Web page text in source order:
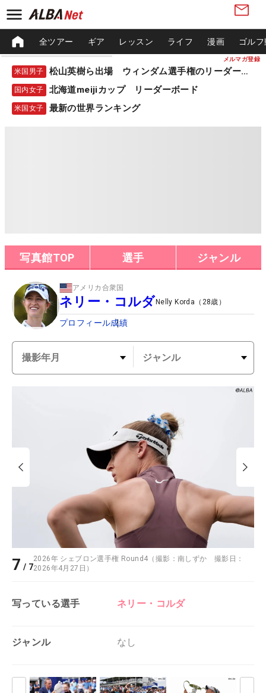
メルマガ登録
全ツアー ギア レッスン ライフ 漫画 ゴル
米国男子 松山英樹ら出場 ウィンダム選手権のリーダーボード
国内女子 北海道meijiカップ リーダーボード
米国女子 最新の世界ランキング
写真館TOP 選手 ジャンル
アメリカ合衆国
ネリー・コルダNelly Korda （ 28歳）
プロフィール成績
7 / 7
2026年 シェブロン選手権 Round4（撮影：南しずか 撮影日：
2026年4月27日）
写っている選手 ネリー・コルダ
ジャンル なし